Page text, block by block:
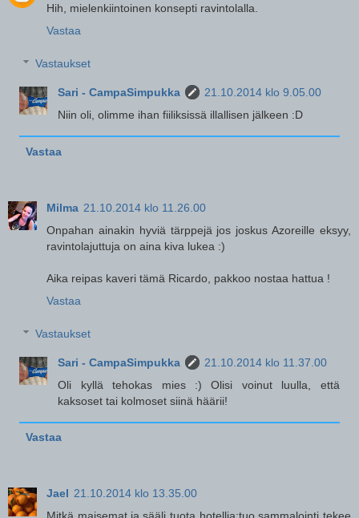
Hih, mielenkiintoinen konsepti ravintolalla.
Vastaa
Vastaukset
Sari - CampaSimpukka
21.10.2014 klo 9.05.00
Niin oli, olimme ihan fiiliksissä illallisen jälkeen :D
Vastaa
Milma 21.10.2014 klo 11.26.00
Onpahan ainakin hyviä tärppejä jos joskus Azoreille eksyy,
ravintolajuttuja on aina kiva lukea :)
Aika reipas kaveri tämä Ricardo, pakkoo nostaa hattua !
Vastaa
Vastaukset
Sari - CampaSimpukka
21.10.2014 klo 11.37.00
Oli kyllä tehokas mies :) Olisi voinut luulla, että
kaksoset tai kolmoset siinä häärii!
Vastaa
Jael 21.10.2014 klo 13.35.00